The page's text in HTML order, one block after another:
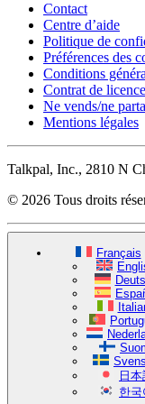
Contact
Centre d’aide
Politique de
Préférences des
Conditions
Contrat de
Ne vends/ne
Mentions légales
Talkpal, Inc., 2810 N
© 2026 Tous droits
Français
日
한국